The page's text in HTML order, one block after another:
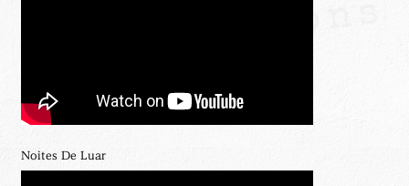
Noites De Luar